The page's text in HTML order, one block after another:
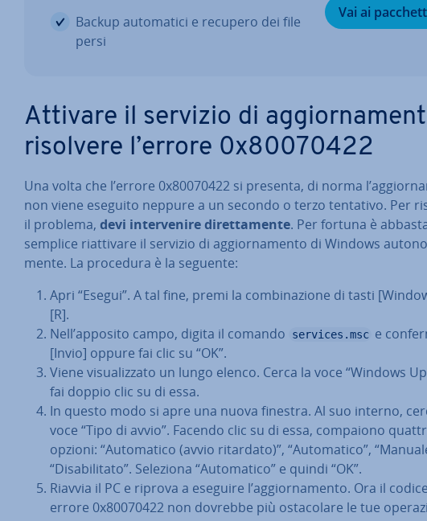
Backup au­to­ma­ti­ci e recupero dei file
persi
Vai ai
Attivare il servizio di
risolvere l’errore 0x80070422
Una volta che l’errore 0x80070422 si presenta, di norma
non viene eseguito neppure a un secondo o terzo tentativo. Per
il problema, devi in­ter­ve­ni­re di­ret­ta­men­te. Per fortuna è
semplice riat­ti­va­re il servizio di ag­gior­na­men­to di Windows
men­te. La procedura è la seguente:
Apri “Esegui”. A tal fine, premi la com­bi­na­zio­ne di tasti
[R].
Nell’apposito campo, digita il comando
services.msc e
[Invio] oppure fai clic su “OK”.
Viene vi­sua­liz­za­to un lungo elenco. Cerca la voce “Windows
fai doppio clic su di essa.
In questo modo si apre una nuova finestra. Al suo interno,
voce “Tipo di avvio”. Facendo clic su di essa, compaiono
opzioni: “Au­to­ma­ti­co (avvio ritardato)”, “Au­to­ma­ti­co”,
“Di­sa­bi­li­ta­to”. Seleziona “Au­to­ma­ti­co” e quindi “OK”.
Riavvia il PC e riprova a eseguire l’ag­gior­na­men­to. Ora il
errore 0x80070422 non dovrebbe più osta­co­la­re le tue